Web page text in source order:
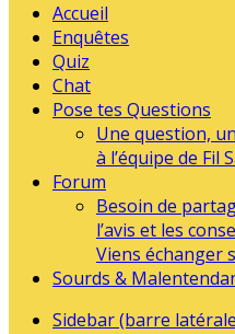
Accueil
Enquêtes
Quiz
Chat
Pose tes Questions
Une question,
à l’équipe de Fil
Forum
Besoin de
l’avis et les
Viens échanger
Sourds &
Sidebar (barre